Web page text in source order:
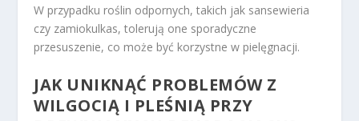
W przypadku roślin odpornych, takich jak sansewieria
czy zamiokulkas, tolerują one sporadyczne
przesuszenie, co może być korzystne w pielęgnacji.
JAK UNIKNĄĆ PROBLEMÓW Z
WILGOCIĄ I PLEŚNIĄ PRZY